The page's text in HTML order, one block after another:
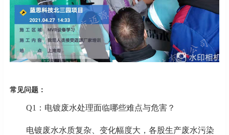
常见问题：
Q1：电镀废水处理面临哪些难点与危害？
电镀废水水质复杂、变化幅度大，各股生产废水污染